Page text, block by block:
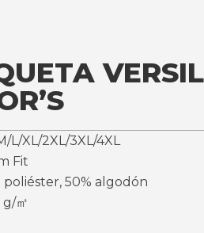
L/XL/2XL/3XL/4XL
Fit
poliéster, 50% algodón
g/㎡